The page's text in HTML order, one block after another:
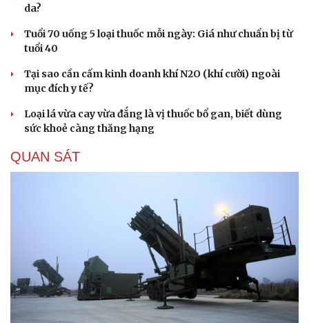
Tư vấn
check-in
Câu chuyện thời sự
Cửa sổ tình yêu
da?
Tuổi 70 uống 5 loại thuốc mỗi ngày: Giá như chuẩn bị từ
tuổi 40
Tại sao cần cấm kinh doanh khí N2O (khí cười) ngoài
mục đích y tế?
Loại lá vừa cay vừa đắng là vị thuốc bổ gan, biết dùng
sức khoẻ càng thăng hạng
QUAN SÁT